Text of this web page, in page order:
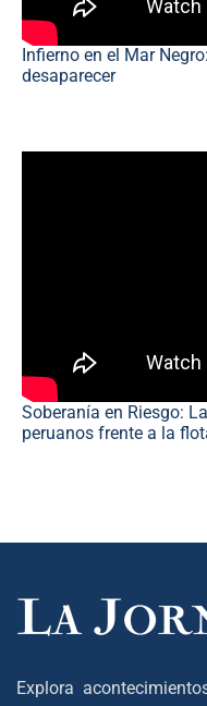
Infierno en el Mar
desaparecer
Soberanía en Riesgo:
peruanos frente a la
Explora